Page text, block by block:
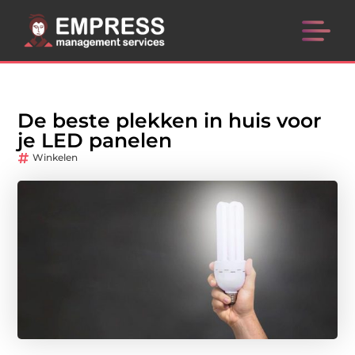
De beste plekken in huis voor
je LED panelen
Winkelen